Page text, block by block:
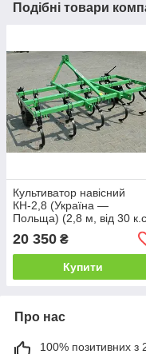
Подібні товари
Культиватор навісний
КН-2,8 (Україна —
Польща) (2,8 м, від 30 к.с.,
20 350 ₴
Купити
Про нас
100% позитивних з